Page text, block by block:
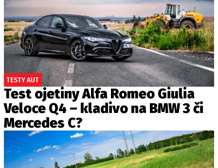
TESTY AUT
Test ojetiny Alfa Romeo Giulia
Veloce Q4 – kladivo na BMW 3 či
Mercedes C?